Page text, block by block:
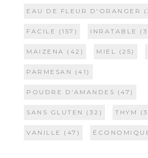
EAU DE FLEUR D'ORANGER
FACILE (157) INRATABLE
MAIZENA (42) MIEL (25)
PARMESAN (41)
POUDRE D'AMANDES (47)
SANS GLUTEN (32) THYM
VANILLE (47)